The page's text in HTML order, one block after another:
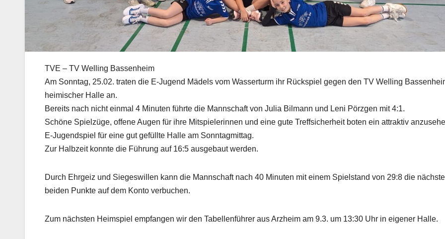
TVE – TV Welling Bassenheim
Am Sonntag, 25.02. traten die E-Jugend Mädels vom Wasserturm ihr Rückspiel gegen den TV Welling
heimischer Halle an.
Bereits nach nicht einmal 4 Minuten führte die Mannschaft von Julia Bilmann und Leni Pörzgen mit 4:1.
Schöne Spielzüge, offene Augen für ihre Mitspielerinnen und eine gute Treffsicherheit boten ein attraktiv
E-Jugendspiel für eine gut gefüllte Halle am Sonntagmittag.
Zur Halbzeit konnte die Führung auf 16:5 ausgebaut werden.
Durch Ehrgeiz und Siegeswillen kann die Mannschaft nach 40 Minuten mit einem Spielstand von 29:8 die
beiden Punkte auf dem Konto verbuchen.
Zum nächsten Heimspiel empfangen wir den Tabellenführer aus Arzheim am 9.3. um 13:30 Uhr in eigener Halle.